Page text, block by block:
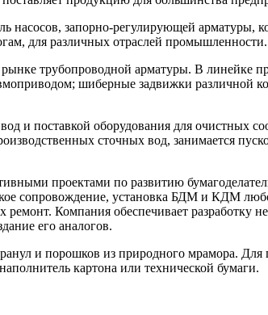
запорно-регулирующей арматуры,
для различных отраслей промышленности.
трубопроводной арматуры. В линейке
шиберные задвижки различной
и поставкой оборудования для очистных
сточных вод, занимается
проектами по развитию
сопровождение, установка БДМ и КДМ
Компания обеспечивает разработку
его аналогов.
и порошков из природного мрамора. Для
картона или технической бумаги.